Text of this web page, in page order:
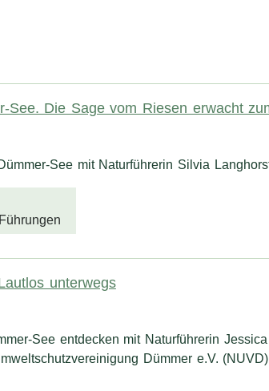
See. Die Sage vom Riesen erwacht
See mit Naturführerin Silvia
Führungen
unterwegs
See entdecken mit Naturführerin
Dümmer e.V.